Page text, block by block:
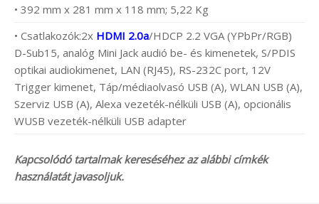
• 392 mm x 281 mm x 118 mm; 5,22 Kg
• Csatlakozók:2x HDMI 2.0a/HDCP 2.2 VGA (YPbPr/RGB)
D-Sub15, analóg Mini Jack audió be- és kimenetek, S/PDIS
optikai audiokimenet, LAN (RJ45), RS-232C port, 12V
Trigger kimenet, Táp/médiaolvasó USB (A), WLAN USB (A),
Szerviz USB (A), Alexa vezeték-nélküli USB (A), opcionális
WUSB vezeték-nélküli USB adapter
Kapcsolódó tartalmak kereséséhez az alábbi címkék
használatát javasoljuk.